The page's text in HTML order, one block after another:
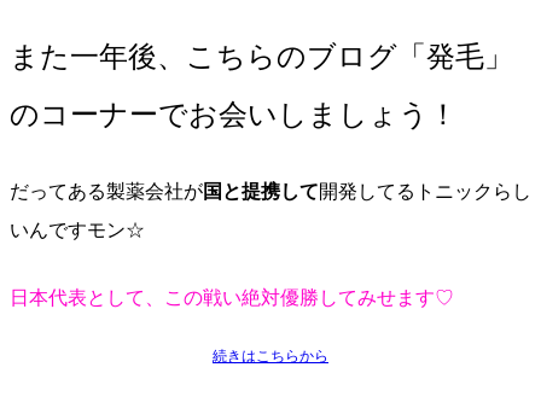
また一年後、こちらのブログ「発毛」
のコーナーでお会いしましょう！
だってある製薬会社が国と提携して開発してるトニックらし
いんですモン☆
日本代表として、この戦い絶対優勝してみせます♡
続きはこちらから